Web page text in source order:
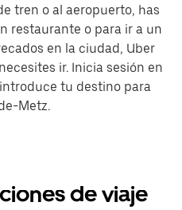
tren o al aeropuerto, has
restaurante o para ir a un
en la ciudad, Uber
ir. Inicia sesión en
tu destino para
Metz.
de viaje